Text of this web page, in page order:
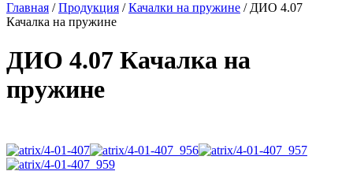
Главная /Продукция /Качалки на пружине / ДИО 4.07
Качалка на пружине
ДИО 4.07 Качалка на
пружине